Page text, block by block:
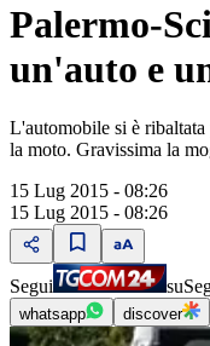
Palermo-
un'auto e
L'automobile si è ribaltata
la moto. Gravissima la
15 Lug 2015 - 08:26
15 Lug 2015 - 08:26
Segui su
whatsapp discover